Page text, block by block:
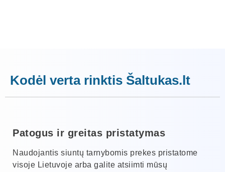
Kodėl verta rinktis Šaltukas.lt
Patogus ir greitas pristatymas
Naudojantis siuntų tarnybomis prekes pristatome
visoje Lietuvoje arba galite atsiimti mūsų